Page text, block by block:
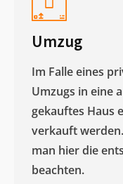
Umzug
Im Falle eines
Umzugs in eine
gekauftes Haus
verkauft
man hier die
beachten.